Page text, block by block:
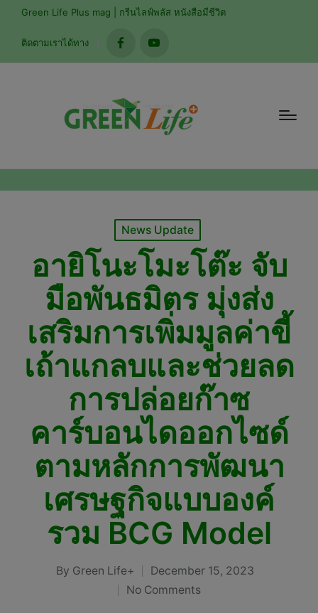
Green Life Plus mag | กรีนไลฟ์พลัส หนังสือมีชีวิต
ติดตามเราได้ทาง
facebookyoutube
Posted
News Update
อายิโนะโมะโต๊ะ จับ
มือพันธมิตร มุ่งส่ง
เสริมการเพิ่มมูลค่าขี้
เถ้าแกลบและช่วยลด
การปล่อยก๊าซ
คาร์บอนไดออกไซด์
ตามหลักการพัฒนา
เศรษฐกิจแบบองค์
รวม BCG Model
Posted
By Green Life+
December 15, 2023
No Comments
modal-check